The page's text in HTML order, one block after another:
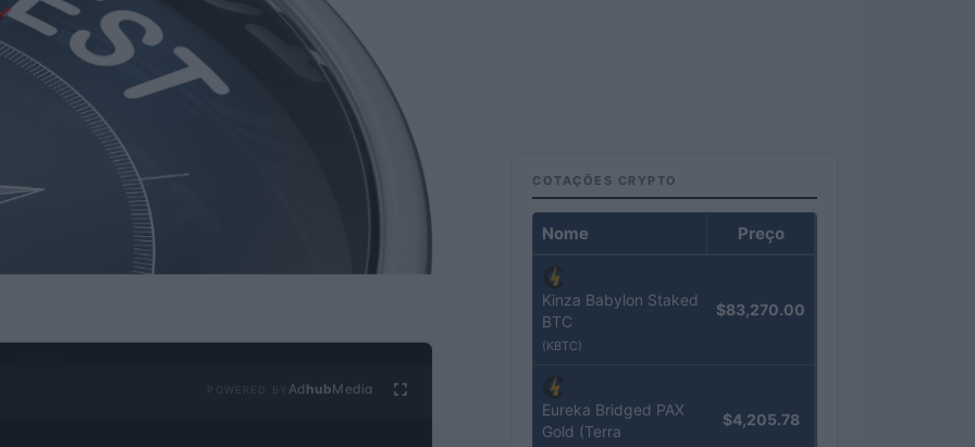
Ad hubMedia
COTAÇÕES CRYPTO
Nome Preço
Kinza Babylon Staked
BTC
(KBTC)
$83,270.00
Eureka Bridged PAX
Gold (Terra
$4,205.78